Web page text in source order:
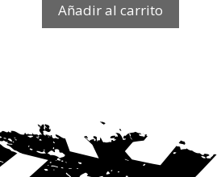
Añadir al carrito